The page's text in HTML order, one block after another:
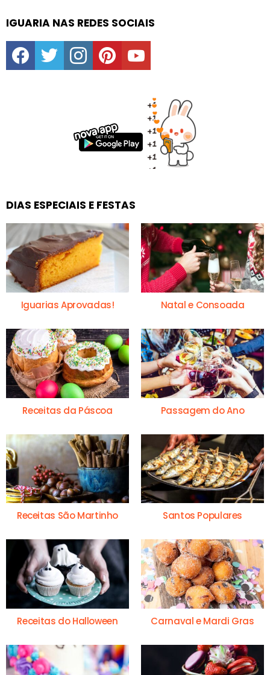
IGUARIA NAS REDES SOCIAIS
facebooktwitter instagrampinterestyoutube
DIAS ESPECIAIS E FESTAS
Iguarias Aprovadas! Natal e Consoada
Receitas da Páscoa Passagem do Ano
Receitas São Martinho Santos Populares
Receitas do Halloween Carnaval e Mardi Gras